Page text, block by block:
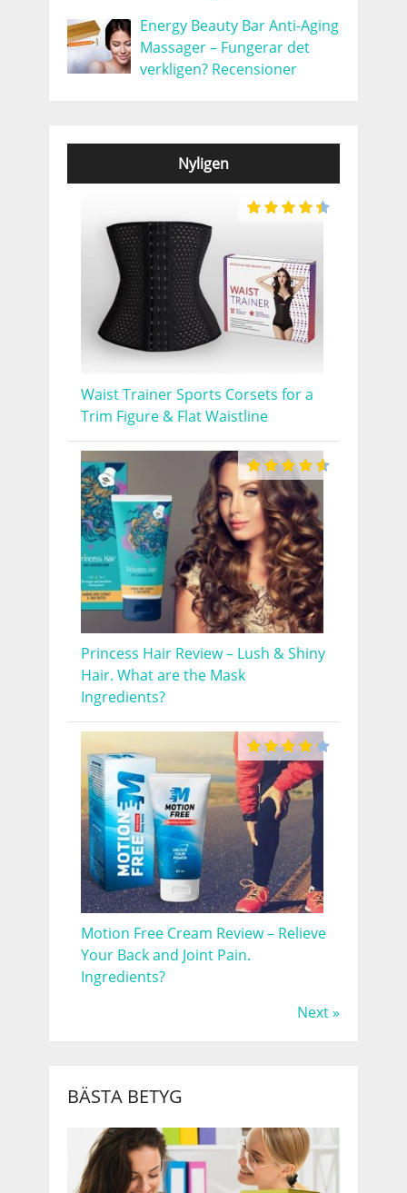
Energy Beauty Bar Anti-Aging
Massager – Fungerar det
verkligen? Recensioner
Nyligen
Waist Trainer Sports Corsets for a
Trim Figure & Flat Waistline
Princess Hair Review – Lush & Shiny
Hair. What are the Mask
Ingredients?
Motion Free Cream Review – Relieve
Your Back and Joint Pain.
Ingredients?
Next »
BÄSTA BETYG